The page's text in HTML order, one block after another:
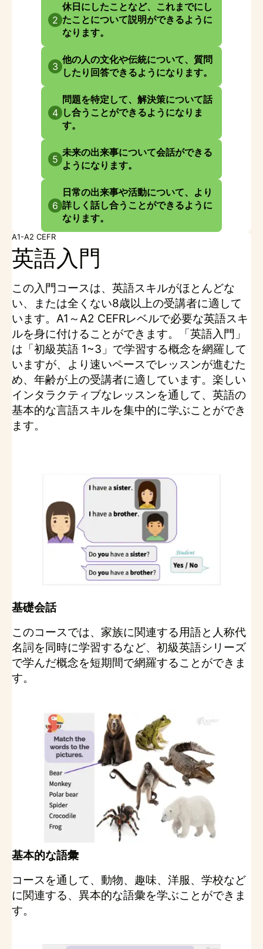
2
休日にしたことなど、これまでにし
たことについて説明ができるように
なります。
3
他の人の文化や伝統について、質問
したり回答できるようになります。
4
問題を特定して、解決策について話
し合うことができるようになりま
す。
5
未来の出来事について会話ができる
ようになります。
6
日常の出来事や活動について、より
詳しく話し合うことができるように
なります。
A1-A2 CEFR
英語入門
この入門コースは、英語スキルがほとんどな
い、または全くない8歳以上の受講者に適して
います。A1～A2 CEFRレベルで必要な英語スキ
ルを身に付けることができます。「英語入門」
は「初級英語 1~3」で学習する概念を網羅して
いますが、より速いペースでレッスンが進むた
め、年齢が上の受講者に適しています。楽しい
インタラクティブなレッスンを通して、英語の
基本的な言語スキルを集中的に学ぶことができ
ます。
基礎会話
このコースでは、家族に関連する用語と人称代
名詞を同時に学習するなど、初級英語シリーズ
で学んだ概念を短期間で網羅することができま
す。
基本的な語彙
コースを通して、動物、趣味、洋服、学校など
に関連する、異本的な語彙を学ぶことができま
す。